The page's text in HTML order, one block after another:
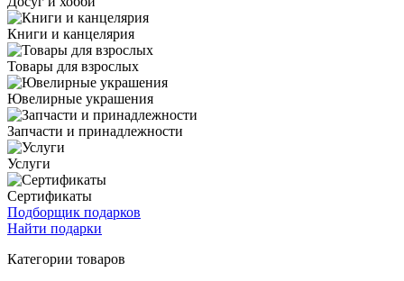
Книги и канцелярия
Товары для взрослых
Ювелирные украшения
Запчасти и принадлежности
Услуги
Сертификаты
Подборщик подарков
Найти подарки
Категории товаров